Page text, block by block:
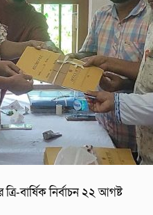
বার্ষিক নির্বাচন ২২ আগষ্ট